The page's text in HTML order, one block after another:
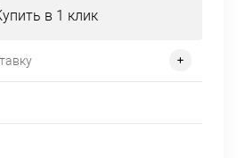
в 1 клик